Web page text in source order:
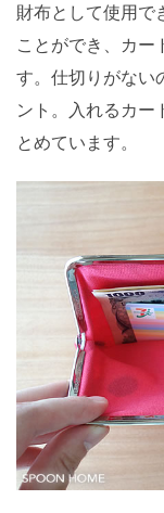
財布として使用で
ことができ、カー
す。仕切りがない
ント。入れるカー
とめています。